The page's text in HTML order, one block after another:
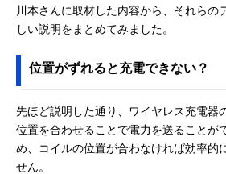
川本さんに取材した内容から、それらの
しい説明をまとめてみました。
位置がずれると充電できない？
先ほど説明した通り、ワイヤレス充電器
位置を合わせることで電力を送ることが
め、コイルの位置が合わなければ効率的
せん。